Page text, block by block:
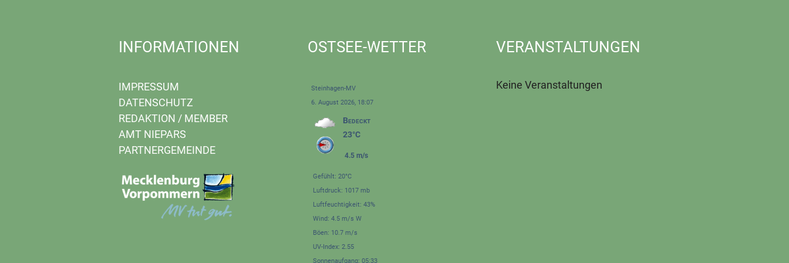
INFORMATIONEN
IMPRESSUM
DATENSCHUTZ
REDAKTION / MEMBER
AMT NIEPARS
PARTNERGEMEINDE
OSTSEE-WETTER
Steinhagen-MV
6. August 2026, 18:07
Bedeckt
23°C
4.5 m/s
Gefühlt: 20°C
Luftdruck: 1017 mb
Luftfeuchtigkeit: 43%
Wind: 4.5 m/s W
Böen: 10.7 m/s
UV-Index: 2.55
Sonnenaufgang: 05:33
VERANSTALTUNGEN
Keine Veranstaltungen